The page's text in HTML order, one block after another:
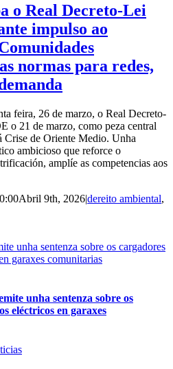
o Real Decreto-Lei
impulso ao
normas para redes,
feira, 26 de marzo, o Real Decreto-
o 21 de marzo, como peza central
Crise de Oriente Medio. Unha
ambicioso que reforce o
amplíe as competencias aos
Abril 9th, 2026|dereito ambiental,
unha sentenza sobre os cargadores
garaxes comunitarias
unha sentenza sobre os
eléctricos en garaxes